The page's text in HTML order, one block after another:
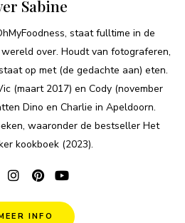
Sabine
staat fulltime in de
over. Houdt van fotograferen,
op met (de gedachte aan) eten.
(maart 2017) en Cody (november
Dino en Charlie in Apeldoorn.
waaronder de bestseller Het
kookboek (2023).
INFO